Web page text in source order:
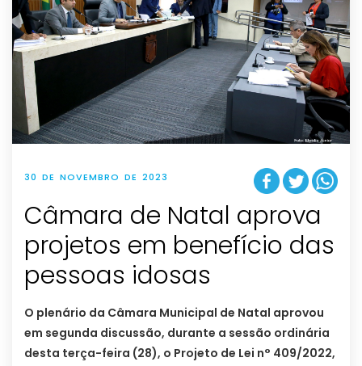
30 DE NOVEMBRO DE 2023
Câmara de Natal aprova
projetos em benefício das
pessoas idosas
O plenário da Câmara Municipal de Natal aprovou
em segunda discussão, durante a sessão ordinária
desta terça-feira (28), o Projeto de Lei n° 409/2022,